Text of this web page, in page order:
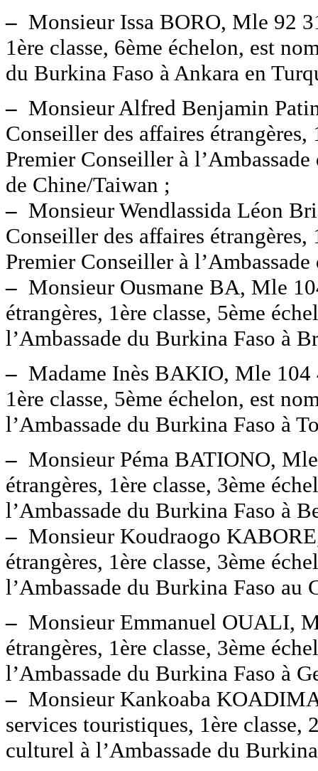
– Monsieur Issa BORO, Mle 92
1ère classe, 6ème échelon, est
du Burkina Faso à Ankara en
– Monsieur Alfred Benjamin
Conseiller des affaires étrangères,
Premier Conseiller à
de Chine/Taiwan ;
– Monsieur Wendlassida Léon
Conseiller des affaires étrangères,
Premier Conseiller à
– Monsieur Ousmane BA, Mle
étrangères, 1ère classe, 5ème
l’Ambassade du Burkina Faso à
– Madame Inès BAKIO, Mle 104
1ère classe, 5ème échelon, est
l’Ambassade du Burkina Faso à
– Monsieur Péma BATIONO,
étrangères, 1ère classe, 3ème
l’Ambassade du Burkina Faso à
– Monsieur Koudraogo
étrangères, 1ère classe, 3ème
l’Ambassade du Burkina Faso au
– Monsieur Emmanuel OUALI,
étrangères, 1ère classe, 3ème
l’Ambassade du Burkina Faso à
– Monsieur Kankoaba
services touristiques, 1ère classe,
culturel à l’Ambassade du